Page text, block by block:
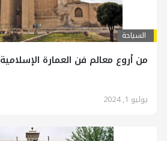
السياحة
من أروع معالم فن العمارة الإسلامية
يوليو 1, 2024